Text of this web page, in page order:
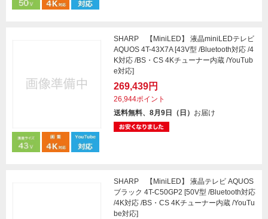
SHARP 【MiniLED】 液晶miniLEDテレビ
AQUOS 4T-43X7A [43V型 /Bluetooth対応 /4
K対応 /BS・CS 4Kチューナー内蔵 /YouTub
e対応]
269,439円
26,944ポイント
送料無料、8月9日（日） お届け
SHARP 【MiniLED】 液晶テレビ AQUOS
ブラック 4T-C50GP2 [50V型 /Bluetooth対応
/4K対応 /BS・CS 4Kチューナー内蔵 /YouTu
be対応]